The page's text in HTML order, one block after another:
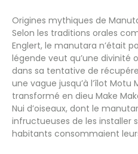
Origines mythiques de
Selon les traditions orales
Englert, le manutara n’était
légende veut qu’une divinité
dans sa tentative de
une vague jusqu’à l’îlot Motu
transformé en dieu Make
Nui d’oiseaux, dont le
infructueuses de les installer
habitants consommaient